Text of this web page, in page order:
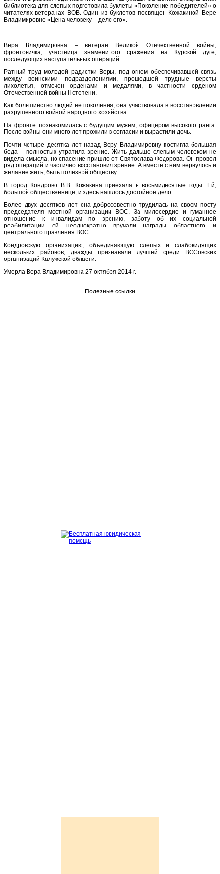
библиотека для слепых подготовила буклеты «Поколение победителей» о
читателях-ветеранах ВОВ. Один из буклетов посвящен Кожакиной Вере
Владимировне «Цена человеку – дело его».
Вера Владимировна – ветеран Великой Отечественной войны,
фронтовичка, участница знаменитого сражения на Курской дуге,
последующих наступательных операций.
Ратный труд молодой радистки Веры, под огнем обеспечивавшей связь
между воинскими подразделениями, прошедшей трудные версты
лихолетья, отмечен орденами и медалями, в частности орденом
Отечественной войны II степени.
Как большинство людей ее поколения, она участвовала в восстановлении
разрушенного войной народного хозяйства.
На фронте познакомилась с будущим мужем, офицером высокого ранга.
После войны они много лет прожили в согласии и вырастили дочь.
Почти четыре десятка лет назад Веру Владимировну постигла большая
беда – полностью утратила зрение. Жить дальше слепым человеком не
видела смысла, но спасение пришло от Святослава Федорова. Он провел
ряд операций и частично восстановил зрение. А вместе с ним вернулось и
желание жить, быть полезной обществу.
В город Кондрово В.В. Кожакина приехала в восьмидесятые годы. Ей,
большой общественнице, и здесь нашлось достойное дело.
Более двух десятков лет она добросовестно трудилась на своем посту
председателя местной организации ВОС. За милосердие и гуманное
отношение к инвалидам по зрению, заботу об их социальной
реабилитации ей неоднократно вручали награды областного и
центрального правления ВОС.
Кондровскую организацию, объединяющую слепых и слабовидящих
нескольких районов, дважды признавали лучшей среди ВОСовских
организаций Калужской области.
Умерла Вера Владимировна 27 октября 2014 г.
Полезные ссылки